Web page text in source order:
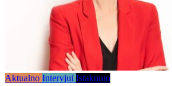
Aktualno Intervjui Istaknuto